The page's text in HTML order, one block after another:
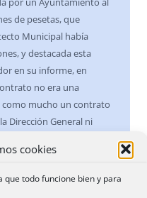
cookies
que todo funcione bien y para
de pesetas, que
Municipal había
y destacada esta
en su informe, en
no era una
mucho un contrato
Dirección General ni
de la nota de
por los
y del Estado, en la